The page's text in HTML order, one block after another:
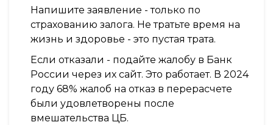
Напишите заявление - только по
страхованию залога. Не тратьте время на
жизнь и здоровье - это пустая трата.
Если отказали - подайте жалобу в Банк
России через их сайт. Это работает. В 2024
году 68% жалоб на отказ в перерасчете
были удовлетворены после
вмешательства ЦБ.